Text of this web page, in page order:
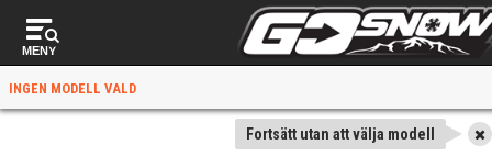
MENY
INGEN MODELL VALD
Fortsätt utan att välja modell